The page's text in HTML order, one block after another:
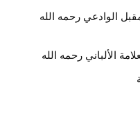
الوادعي رحمه الله
الألباني رحمه الله